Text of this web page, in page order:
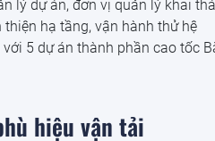
lý dự án, đơn vị quản lý khai
hạ tầng, vận hành thử hệ
5 dự án thành phần cao tốc
kể từ ngày 14/8/2026.
hiệu vận tải